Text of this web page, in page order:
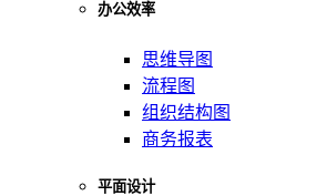
办公效率
思维导图
流程图
组织结构图
商务报表
平面设计